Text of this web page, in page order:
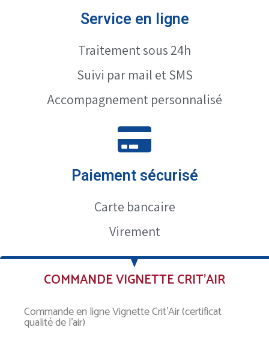
Service en ligne
Traitement sous 24h
Suivi par mail et SMS
Accompagnement personnalisé
Paiement sécurisé
Carte bancaire
Virement
COMMANDE VIGNETTE CRIT’AIR
Commande en ligne Vignette Crit’Air (certificat
qualité de l’air)